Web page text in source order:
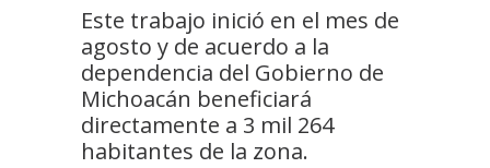
Este trabajo inició en el mes de
agosto y de acuerdo a la
dependencia del Gobierno de
Michoacán beneficiará
directamente a 3 mil 264
habitantes de la zona.